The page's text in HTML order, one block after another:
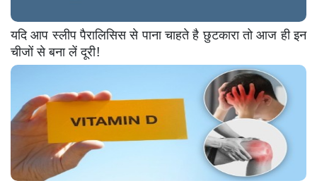
यदि आप स्लीप पैरालिसिस से पाना चाहते है छुटकारा तो आज ही इन
चीजों से बना लें दूरी!